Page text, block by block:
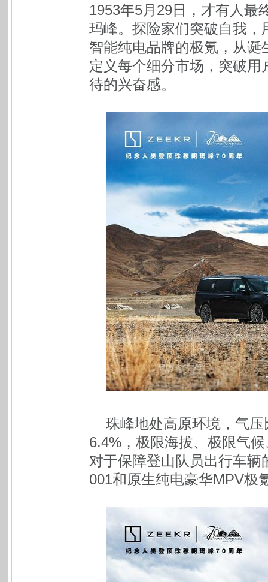
1953年5月29日，才有人最
玛峰。探险家们突破自我
智能纯电品牌的极氪，从
定义每个细分市场，突破
待的兴奋感。
珠峰地处高原环境，气
6.4%，极限海拔、极限气
对于保障登山队员出行车
001和原生纯电豪华MPV极